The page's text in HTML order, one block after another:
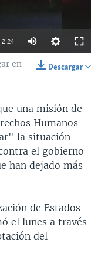
2:24
Descargar
en
una misión de
Humanos
la situación
el gobierno
han dejado más
de Estados
el lunes a través
del